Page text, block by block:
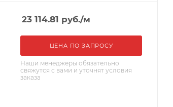
23 114.81 руб./м
ЦЕНА ПО ЗАПРОСУ
Наши менеджеры обязательно
свяжутся с вами и уточнят условия
заказа